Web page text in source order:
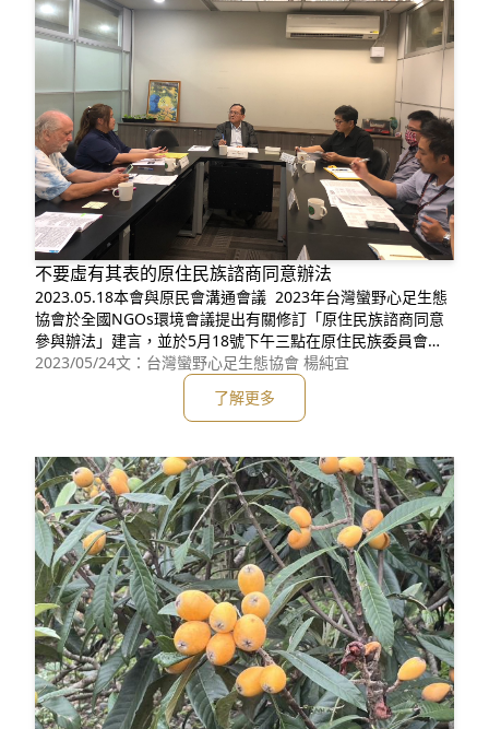
不要虛有其表的原住民族諮商同意辦法
2023.05.18本會與原民會溝通會議 2023年台灣蠻野心足生態
協會於全國NGOs環境會議提出有關修訂「原住民族諮商同意
參與辦法」建言，並於5月18號下午三點在原住民族委員會召
開第一次溝通會議。 現場由原民會鍾副主委興華與綜合規劃
處處長、專門委員、科長等六位一同與本會創辦人文魯彬、辦
公室主任，以及議題負責人共同討論爭點。 過去三年多，本
會在部落實際參與「部落會議」所記錄下
2023/05/24文：台灣蠻野心足生態協會 楊純宜
了解更多